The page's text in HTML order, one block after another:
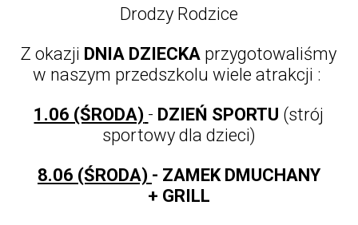
Drodzy Rodzice
Z okazji DNIA DZIECKA przygotowaliśmy
w naszym przedszkolu wiele atrakcji :
1.06 (ŚRODA) - DZIEŃ SPORTU (strój
sportowy dla dzieci)
8.06 (ŚRODA) - ZAMEK DMUCHANY
+ GRILL